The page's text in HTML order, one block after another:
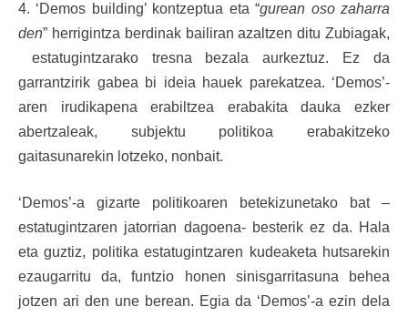
4. ‘Demos building’ kontzeptua eta “gurean oso zaharra
den” herrigintza berdinak bailiran azaltzen ditu Zubiagak,
estatugintzarako tresna bezala aurkeztuz. Ez da
garrantzirik gabea bi ideia hauek parekatzea. ‘Demos’-
aren irudikapena erabiltzea erabakita dauka ezker
abertzaleak, subjektu politikoa erabakitzeko
gaitasunarekin lotzeko, nonbait.
‘Demos’-a gizarte politikoaren betekizunetako bat –
estatugintzaren jatorrian dagoena- besterik ez da. Hala
eta guztiz, politika estatugintzaren kudeaketa hutsarekin
ezaugarritu da, funtzio honen sinisgarritasuna behea
jotzen ari den une berean. Egia da ‘Demos’-a ezin dela